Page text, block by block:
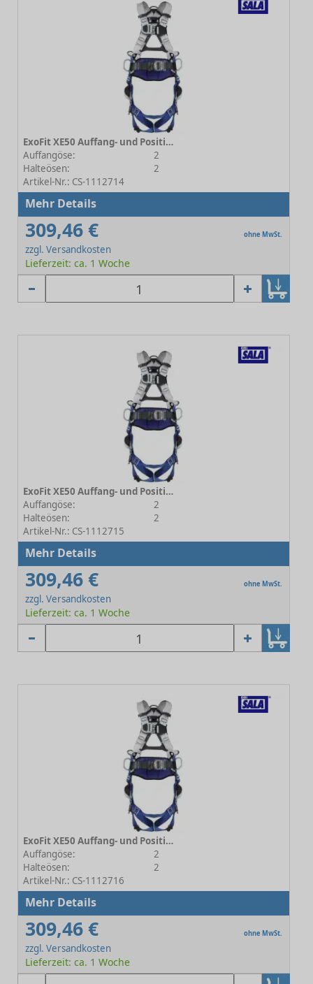
ExoFit XE50 Auffang- und Positionierungsgurt Gr.1 - Automatikverschluss
Auffangöse:
2
Halteösen:
2
Artikel-Nr.: CS-1112714
Mehr Details
309,46 € ohne MwSt.
zzgl. Versandkosten
Lieferzeit: ca. 1 Woche
ExoFit XE50 Auffang- und Positionierungsgurt Gr.2 - Automatikverschluss
Auffangöse:
2
Halteösen:
2
Artikel-Nr.: CS-1112715
Mehr Details
309,46 € ohne MwSt.
zzgl. Versandkosten
Lieferzeit: ca. 1 Woche
ExoFit XE50 Auffang- und Positionierungsgurt Gr.3 - Automatikverschluss
Auffangöse:
2
Halteösen:
2
Artikel-Nr.: CS-1112716
Mehr Details
309,46 € ohne MwSt.
zzgl. Versandkosten
Lieferzeit: ca. 1 Woche